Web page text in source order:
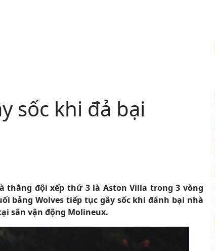
sốc khi đả bại
thắng đội xếp thứ 3 là Aston Villa trong 3 vòng
bảng Wolves tiếp tục gây sốc khi đánh bại nhà
sân vận động Molineux.